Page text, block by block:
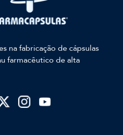
na fabricação de cápsulas
farmacêutico de alta